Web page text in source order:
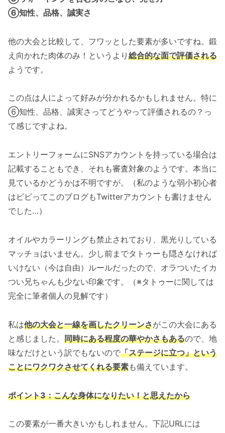
⑥知性、品格、誠実さ
他の大会と比較して、フワッとした要素が多いですね。鍛
え向かれた肉体のみ！というより 総合的な面で評価される
ようです。
この点は人によって好みが分かれるかもしれません。特に
⑥知性、品格、誠実さってどうやって評価されるの？っ
て感じですよね。
エントリーフォームにSNSアカウントを持っている場合は
記載することもでき、それも審査対象のようです。本当に
見ているかどうかは不明ですが。（私のような弱小初心者
はビビってこのブログもTwitterアカウントも書けません
でした…）
オイルやカラーリングも禁止されており、黒光りしている
マッチョはいません。少し前までタトゥーも隠さなければ
いけない（今は自由）ルールだったので、オラついたイカ
つい兄ちゃんも少ない印象です。（※タトゥーに関しては
完全に筆者個人の見解です）
私は他の大会と一線を画したクリーンさがこの大会にある
と感じました。 同時にある程度の華やかさもあるので、地
味なだけという訳でもないので「ステージに立つ」という
ことにワクワクさせてくれる要素も備えています。
ポイント3：こんな身体になりたい！と思えたから
この要素が一番大きいかもしれません。下記URLには